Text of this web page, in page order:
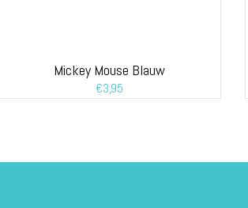
Mickey Mouse Blauw
€3,95